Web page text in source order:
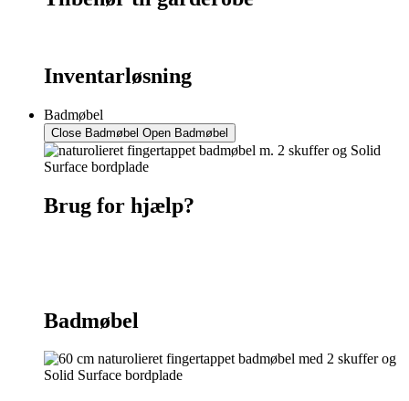
Inventarløsning
Badmøbel
Close Badmøbel Open Badmøbel
Brug for hjælp?
Badmøbel